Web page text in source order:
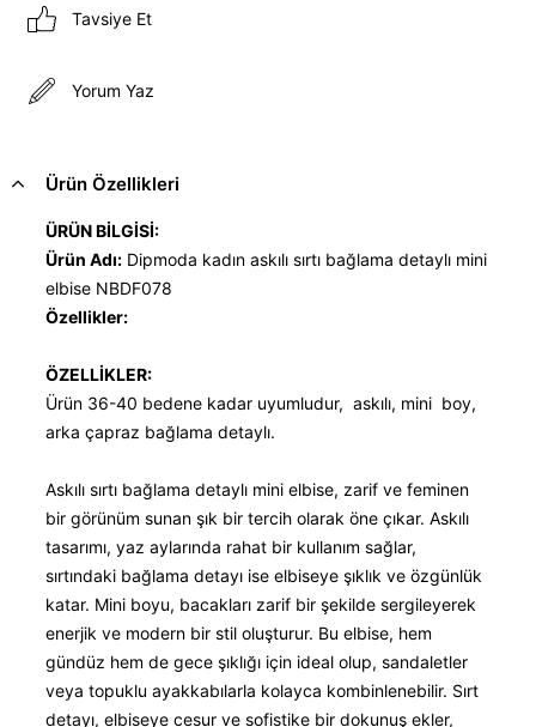
Tavsiye Et
Yorum Yaz
Ürün Özellikleri
ÜRÜN BİLGİSİ:
Ürün Adı: Dipmoda kadın askılı sırtı bağlama detaylı mini
elbise NBDF078
Özellikler:
ÖZELLİKLER:
Ürün 36-40 bedene kadar uyumludur, askılı, mini boy,
arka çapraz bağlama detaylı.
Askılı sırtı bağlama detaylı mini elbise, zarif ve feminen
bir görünüm sunan şık bir tercih olarak öne çıkar. Askılı
tasarımı, yaz aylarında rahat bir kullanım sağlar,
sırtındaki bağlama detayı ise elbiseye şıklık ve özgünlük
katar. Mini boyu, bacakları zarif bir şekilde sergileyerek
enerjik ve modern bir stil oluşturur. Bu elbise, hem
gündüz hem de gece şıklığı için ideal olup, sandaletler
veya topuklu ayakkabılarla kolayca kombinlenebilir. Sırt
detayı, elbiseye cesur ve sofistike bir dokunuş ekler,